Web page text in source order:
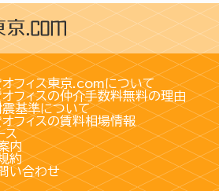
フィス東京.comについて
フィスの仲介手数料無料の理由
震基準について
フィスの賃料相場情報
ス
内
約
い合わせ